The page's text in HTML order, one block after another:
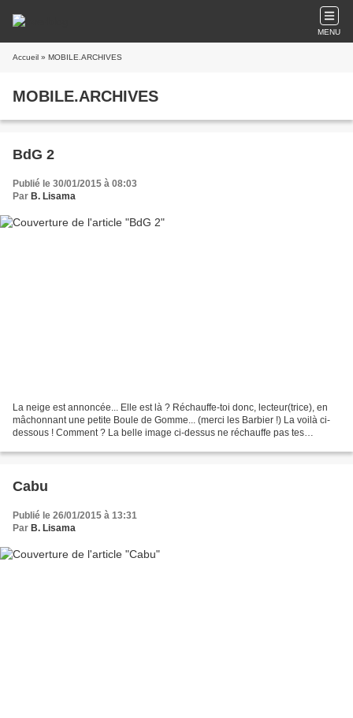
MENU
Accueil » MOBILE.ARCHIVES
MOBILE.ARCHIVES
BdG 2
Publié le 30/01/2015 à 08:03
Par B. Lisama
La neige est annoncée... Elle est là ? Réchauffe-toi donc, lecteur(trice), en
mâchonnant une petite Boule de Gomme... (merci les Barbier !) La voilà ci-
dessous ! Comment ? La belle image ci-dessus ne réchauffe pas tes
Cabu
Publié le 26/01/2015 à 13:31
Par B. Lisama